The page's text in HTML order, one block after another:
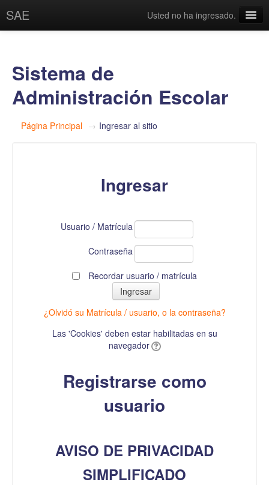
SAE
Usted no ha ingresado.
Sistema de
Administración Escolar
Página Principal → Ingresar al sitio
Ingresar
Usuario / Matrícula
Contraseña
Recordar usuario / matrícula
¿Olvidó su Matrícula / usuario, o la contraseña?
Las 'Cookies' deben estar habilitadas en su
navegador
Registrarse como
usuario
AVISO DE PRIVACIDAD
SIMPLIFICADO